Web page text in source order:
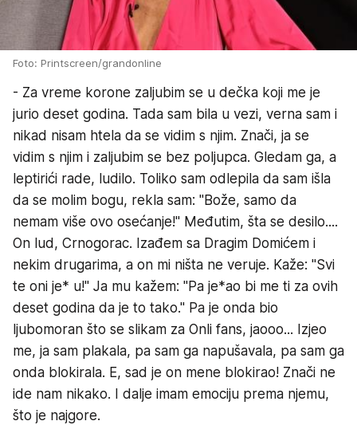
Foto: Printscreen/grandonline
- Za vreme korone zaljubim se u dečka koji me je
jurio deset godina. Tada sam bila u vezi, verna sam i
nikad nisam htela da se vidim s njim. Znači, ja se
vidim s njim i zaljubim se bez poljupca. Gledam ga, a
leptirići rade, ludilo. Toliko sam odlepila da sam išla
da se molim bogu, rekla sam: "Bože, samo da
nemam više ovo osećanje!" Međutim, šta se desilo....
On lud, Crnogorac. Izađem sa Dragim Domićem i
nekim drugarima, a on mi ništa ne veruje. Kaže: "Svi
te oni je* u!" Ja mu kažem: "Pa je*ao bi me ti za ovih
deset godina da je to tako." Pa je onda bio
ljubomoran što se slikam za Onli fans, jaooo... Izjeo
me, ja sam plakala, pa sam ga napušavala, pa sam ga
onda blokirala. E, sad je on mene blokirao! Znači ne
ide nam nikako. I dalje imam emociju prema njemu,
što je najgore.